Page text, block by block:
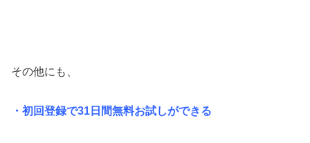
その他にも、
・初回登録で31日間無料お試しができる